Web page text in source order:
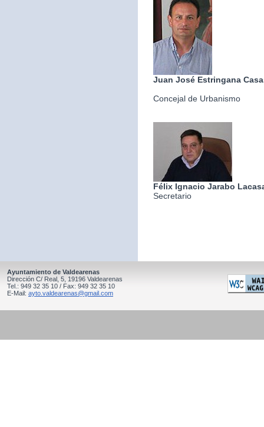
Juan José Estringana
Concejal de Urbanismo
Félix Ignacio Jarabo
Secretario
Ayuntamiento de Valdearenas
Dirección C/ Real, 5, 19196 Valdearenas
Tel.: 949 32 35 10 / Fax: 949 32 35 10
E-Mail: ayto.valdearenas@gmail.com